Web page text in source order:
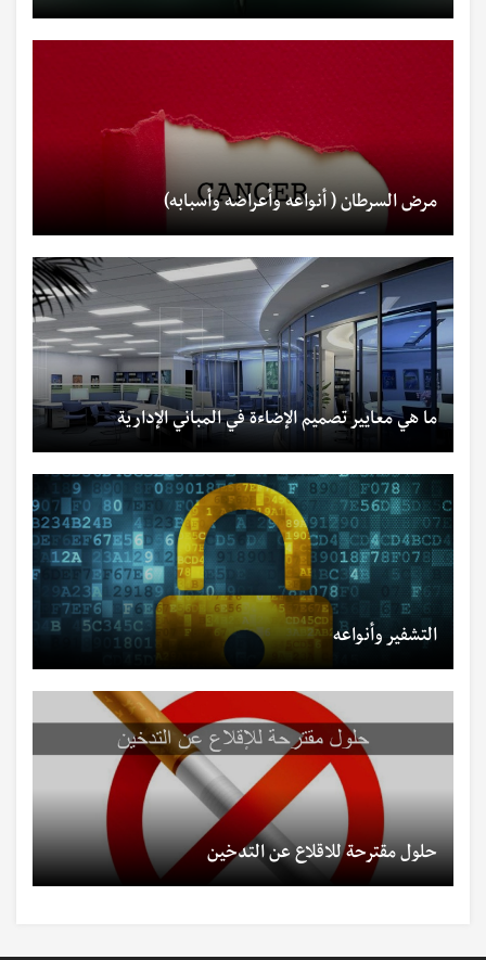
مرض السرطان ( أنواعه وأعراضه وأسبابه)
ما هي معايير تصميم الإضاءة في المباني الإدارية
التشفير وأنواعه
حلول مقترحة للاقلاع عن التدخين